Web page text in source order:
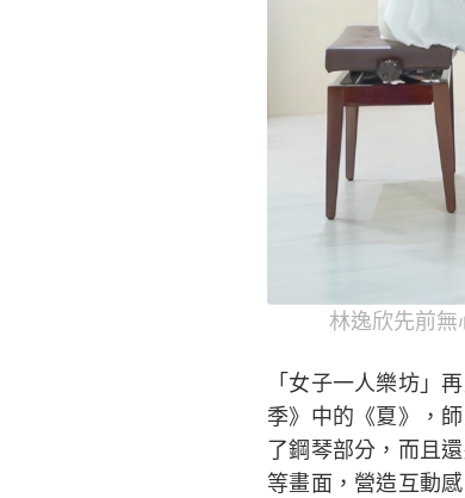
林逸欣先前無
「女子一人樂坊」
季》中的《夏》，
了鋼琴部分，而且
等畫面，營造互動